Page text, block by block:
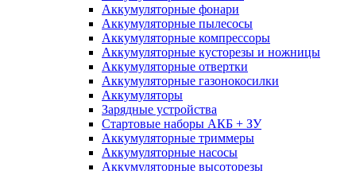
Аккумуляторные фонари
Аккумуляторные пылесосы
Аккумуляторные компрессоры
Аккумуляторные кусторезы и ножницы
Аккумуляторные отвертки
Аккумуляторные газонокосилки
Аккумуляторы
Зарядные устройства
Стартовые наборы АКБ + ЗУ
Аккумуляторные триммеры
Аккумуляторные насосы
Аккумуляторные высоторезы